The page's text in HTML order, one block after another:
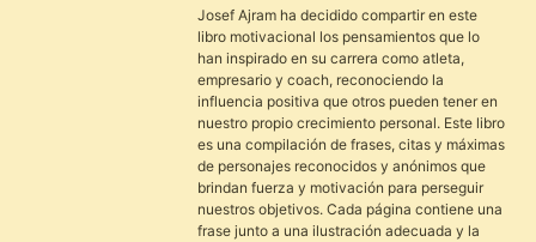
Josef Ajram ha decidido compartir en este
libro motivacional los pensamientos que lo
han inspirado en su carrera como atleta,
empresario y coach, reconociendo la
influencia positiva que otros pueden tener en
nuestro propio crecimiento personal. Este libro
es una compilación de frases, citas y máximas
de personajes reconocidos y anónimos que
brindan fuerza y motivación para perseguir
nuestros objetivos. Cada página contiene una
frase junto a una ilustración adecuada y la